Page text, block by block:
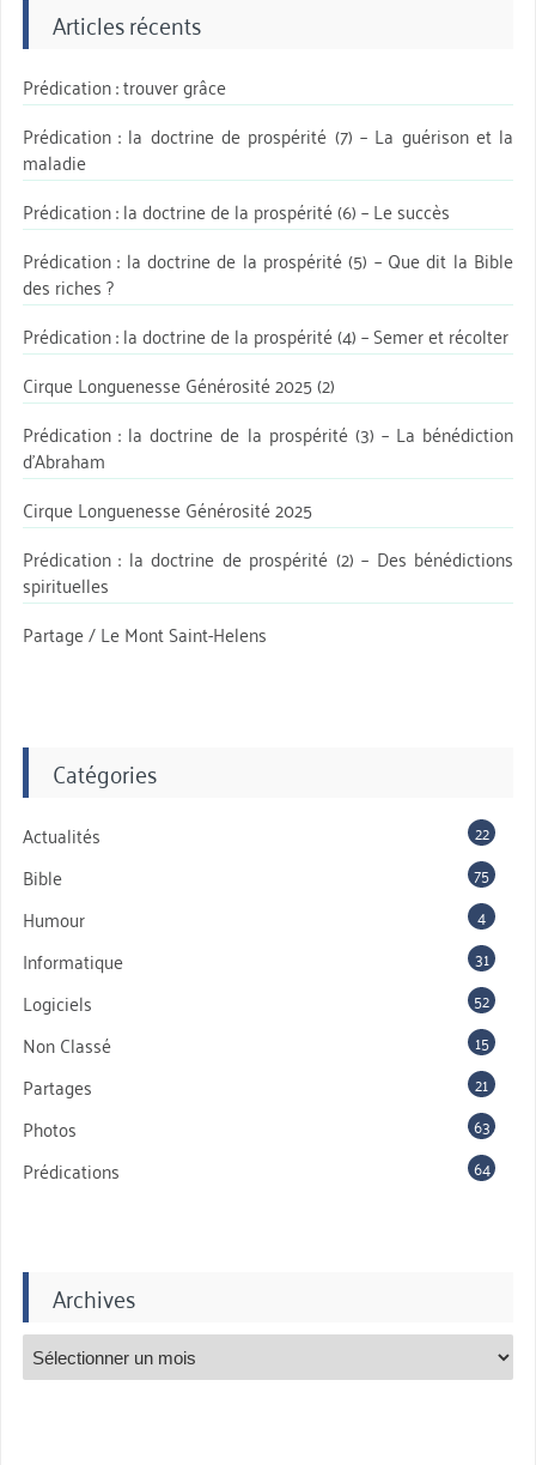
Articles récents
Prédication : trouver grâce
Prédication : la doctrine de prospérité (7) – La guérison et la
maladie
Prédication : la doctrine de la prospérité (6) – Le succès
Prédication : la doctrine de la prospérité (5) – Que dit la Bible
des riches ?
Prédication : la doctrine de la prospérité (4) – Semer et récolter
Cirque Longuenesse Générosité 2025 (2)
Prédication : la doctrine de la prospérité (3) – La bénédiction
d’Abraham
Cirque Longuenesse Générosité 2025
Prédication : la doctrine de prospérité (2) – Des bénédictions
spirituelles
Partage / Le Mont Saint-Helens
Catégories
Actualités 22
Bible 75
Humour 4
Informatique 31
Logiciels 52
Non Classé 15
Partages 21
Photos 63
Prédications 64
Archives